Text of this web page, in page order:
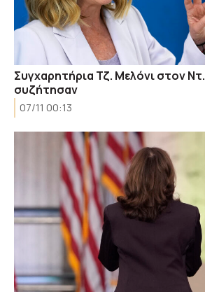
Συγχαρητήρια Τζ. Μελόνι στον
συζήτησαν
07/11 00:13